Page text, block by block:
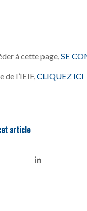
à cette page, SE
de l’IEIF,CLIQUEZ ICI
article